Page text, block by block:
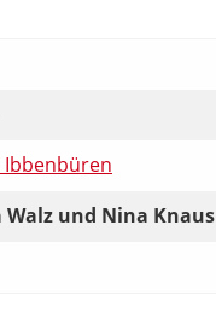
Ibbenbüren
und Nina Knaus